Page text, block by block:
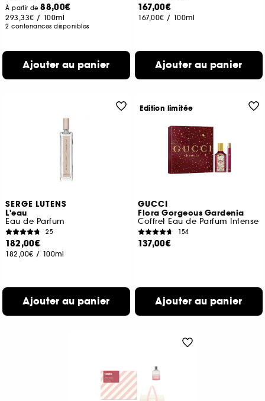
À partir de88,00€
293,33€ / 100ml
2 contenances disponibles
Ajouter au panier
167,00€
167,00€ / 100ml
Ajouter au panier
SERGE LUTENS
L'eau
Eau de Parfum
25
182,00€
182,00€ / 100ml
Ajouter au panier
GUCCI
Flora Gorgeous Gardenia
Coffret Eau de Parfum Intense
154
137,00€
Ajouter au panier
Edition limitée